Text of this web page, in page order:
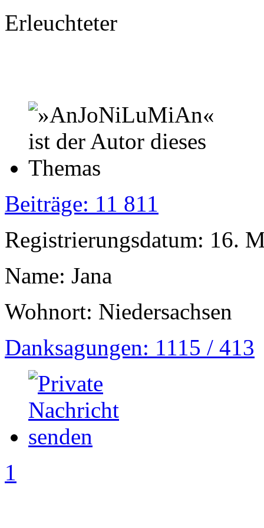
Erleuchteter
Beiträge: 11 811
Registrierungsdatum: 16.
Name: Jana
Wohnort: Niedersachsen
Danksagungen: 1115 / 413
1